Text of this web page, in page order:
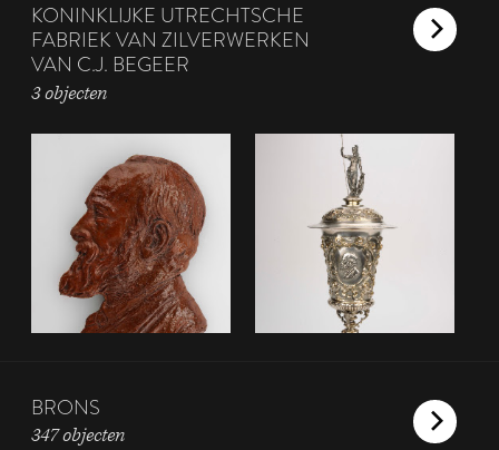
KONINKLIJKE UTRECHTSCHE
FABRIEK VAN ZILVERWERKEN
VAN C.J. BEGEER
3 objecten
BRONS
347 objecten